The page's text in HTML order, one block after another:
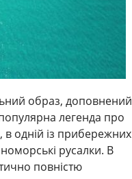
образ, доповнений
легенда про
в одній із прибережних
русалки. В
повністю